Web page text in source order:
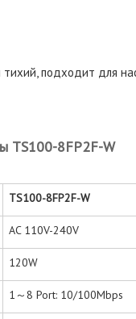
подходит для
TS100-8FP2F-W
TS100-8FP2F-W
AC 110V-240V
120W
1～8 Port: 10/100Mbps